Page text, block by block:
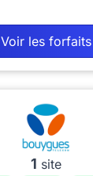
Voir les forfaits
1 site